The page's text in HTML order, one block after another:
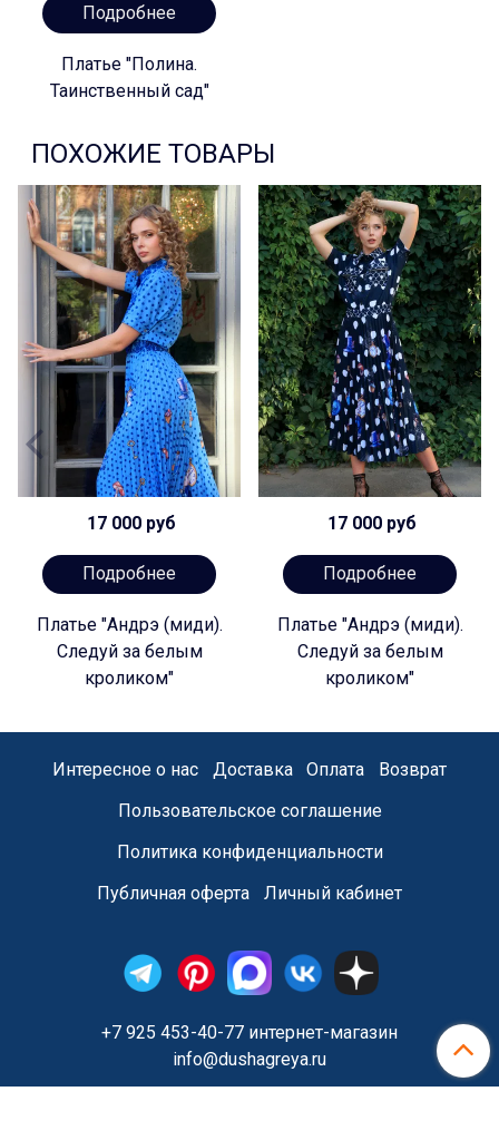
Подробнее
Платье "Полина.
Таинственный сад"
ПОХОЖИЕ ТОВАРЫ
17 000 руб
Подробнее
Платье "Андрэ (миди).
Следуй за белым
кроликом"
17 000 руб
Подробнее
Платье "Андрэ (миди).
Следуй за белым
кроликом"
Интересное о нас Доставка Оплата
Возврат
Пользовательское соглашение
Политика конфиденциальности
Публичная оферта
Личный кабинет
+7 925 453-40-77 интернет-магазин
info@dushagreya.ru